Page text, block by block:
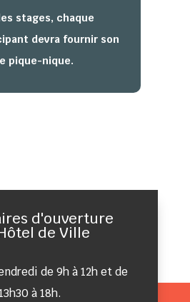
stages, chaque
devra fournir son
pique-nique.
d'ouverture
de Ville
de 9h à 12h et de
à 18h.